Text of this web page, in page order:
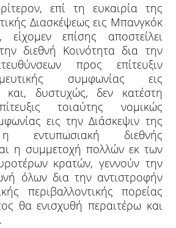
επί τη ευκαιρία της
Διασκέψεως εις Μπανγκόκ
είχομεν επίσης αποστείλει
διεθνή Κοινότητα δια την
προς επίτευξιν
συμφωνίας εις
και, δυστυχώς, δεν κατέστη
τοιαύτης νομικώς
εις την Διάσκεψιν της
εντυπωσιακή διεθνής
η συμμετοχή πολλών εκ των
κρατών, γεννούν την
όλων δια την αντιστροφήν
περιβαλλοντικής πορείας
θα ενισχυθή περαιτέρω και